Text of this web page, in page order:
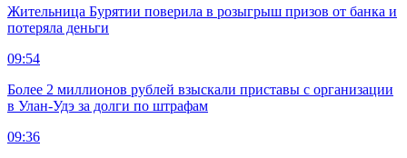
Жительница Бурятии поверила в розыгрыш призов от банка и
потеряла деньги
09:54
Более 2 миллионов рублей взыскали приставы с организации
в Улан-Удэ за долги по штрафам
09:36